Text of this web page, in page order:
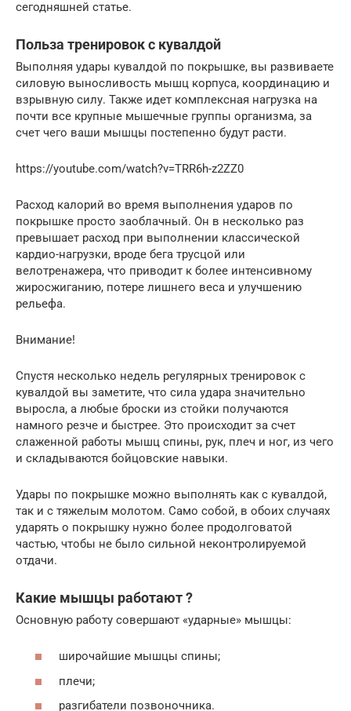
сегодняшней статье.
Польза тренировок с кувалдой
Выполняя удары кувалдой по покрышке, вы развиваете
силовую выносливость мышц корпуса, координацию и
взрывную силу. Также идет комплексная нагрузка на
почти все крупные мышечные группы организма, за
счет чего ваши мышцы постепенно будут расти.
https://youtube.com/watch?v=TRR6h-z2ZZ0
Расход калорий во время выполнения ударов по
покрышке просто заоблачный. Он в несколько раз
превышает расход при выполнении классической
кардио-нагрузки, вроде бега трусцой или
велотренажера, что приводит к более интенсивному
жиросжиганию, потере лишнего веса и улучшению
рельефа.
Внимание!
Спустя несколько недель регулярных тренировок с
кувалдой вы заметите, что сила удара значительно
выросла, а любые броски из стойки получаются
намного резче и быстрее. Это происходит за счет
слаженной работы мышц спины, рук, плеч и ног, из чего
и складываются бойцовские навыки.
Удары по покрышке можно выполнять как с кувалдой,
так и с тяжелым молотом. Само собой, в обоих случаях
ударять о покрышку нужно более продолговатой
частью, чтобы не было сильной неконтролируемой
отдачи.
Какие мышцы работают ?
Основную работу совершают «ударные» мышцы:
широчайшие мышцы спины;
плечи;
разгибатели позвоночника.